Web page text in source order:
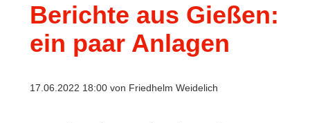
Berichte aus Gießen:
ein paar Anlagen
17.06.2022 18:00von Friedhelm Weidelich